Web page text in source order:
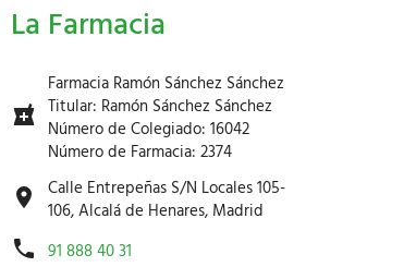
La Farmacia
Farmacia Ramón Sánchez Sánchez
Titular: Ramón Sánchez Sánchez
Número de Colegiado: 16042
Número de Farmacia: 2374
Calle Entrepeñas S/N Locales 105-
106, Alcalá de Henares, Madrid
91 888 40 31